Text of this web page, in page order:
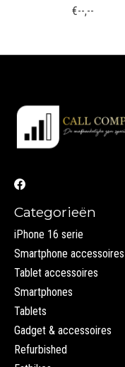
€--,--
Categorieën
iPhone 16 serie
Smartphone accessoires
Tablet accessoires
Smartphones
Tablets
Gadget & accessoires
Refurbished